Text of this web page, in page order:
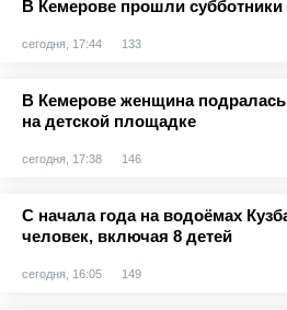
В Кемерове прошли субботники
сегодня, 17:44 133
В Кемерове женщина
на детской площадке
сегодня, 17:38 146
С начала года на водоёмах
человек, включая 8 детей
сегодня, 16:05 149